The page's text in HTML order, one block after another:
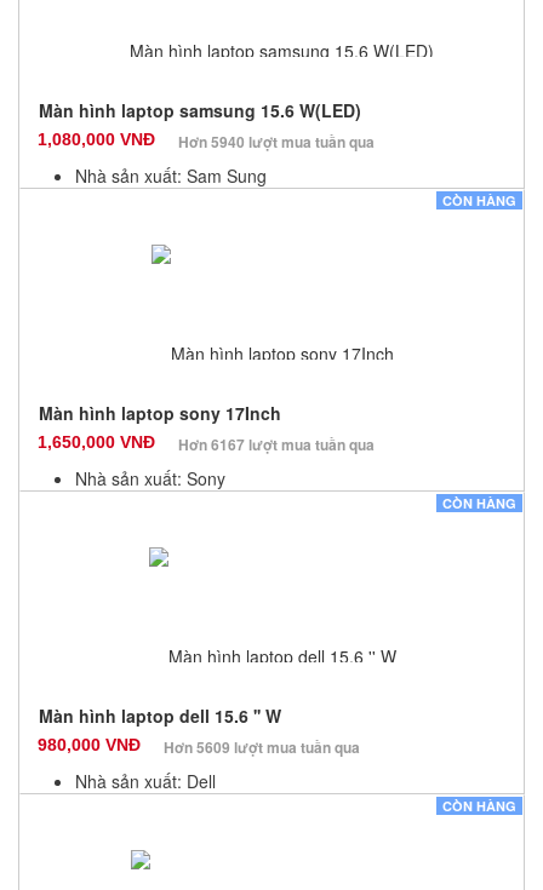
Màn hình laptop samsung 15.6 W(LED)
1,080,000 VNĐ Hơn 5940 lượt mua tuần qua
Nhà sản xuất: Sam Sung
Số lượng: 100
CÒN HÀNG
Màn hình laptop sony 17Inch
1,650,000 VNĐ Hơn 6167 lượt mua tuần qua
Nhà sản xuất: Sony
Số lượng: 1
CÒN HÀNG
Màn hình laptop dell 15.6 '' W
980,000 VNĐ Hơn 5609 lượt mua tuần qua
Nhà sản xuất: Dell
Số lượng: 0
CÒN HÀNG